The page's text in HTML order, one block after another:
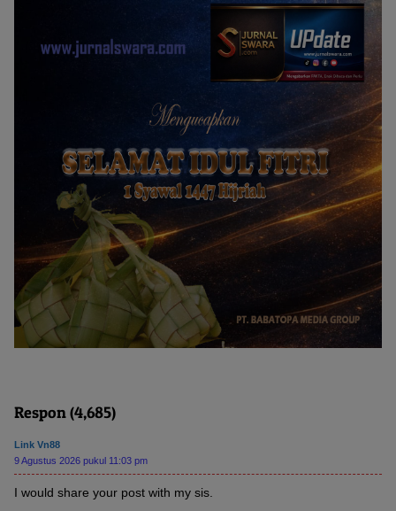
Respon (4,685)
Link Vn88
9 Agustus 2026 pukul 11:03 pm
I would share your post with my sis.